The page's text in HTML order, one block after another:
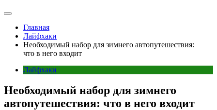
Главная
Лайфхаки
Необходимый набор для зимнего автопутешествия:
что в него входит
Лайфхаки
Необходимый набор для зимнего
автопутешествия: что в него входит